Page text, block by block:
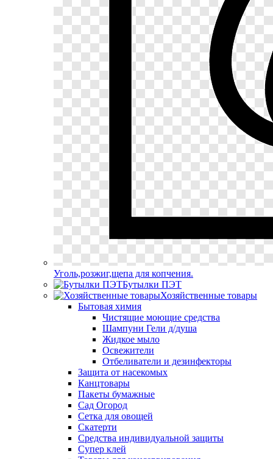
Уголь,розжиг,щепа для копчения.
Бутылки ПЭТ
Хозяйственные товары
Бытовая химия
Чистящие моющие средства
Шампуни Гели д/душа
Жидкое мыло
Освежители
Отбеливатели и дезинфекторы
Защита от насекомых
Канцтовары
Пакеты бумажные
Сад Огород
Сетка для овощей
Скатерти
Средства индивидуальной защиты
Супер клей